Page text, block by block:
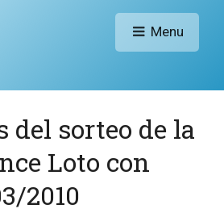
Menu
del sorteo de la
Loto con
2010